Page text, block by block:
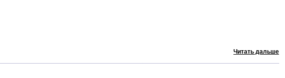
Читать дальше